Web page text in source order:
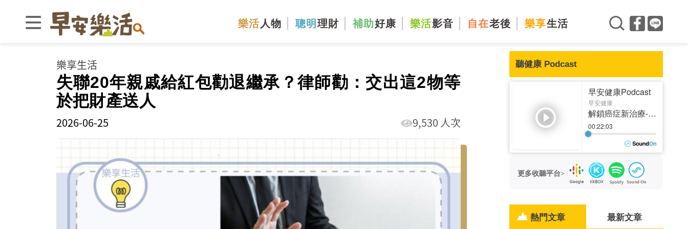
樂活 人物 聰明 理財 補助好康 樂活影音 自在老後 樂享生活
樂享生活
失聯20年親戚給紅包勸退繼承？律師勸：交出這2物等
於把財產送人
2026-06-25 9,530 人次
聽健康 Podcast
更多收聽平台>
熱門文章 最新文章